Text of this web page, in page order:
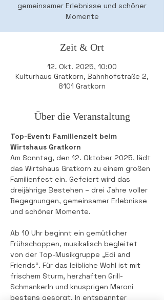
gemeinsamer Erlebnisse und schöner
Momente
Zeit & Ort
12. Okt. 2025, 10:00
Kulturhaus Gratkorn, Bahnhofstraße 2,
8101 Gratkorn
Über die Veranstaltung
Top-Event: Familienzeit beim
Wirtshaus Gratkorn
Am Sonntag, den 12. Oktober 2025, lädt
das Wirtshaus Gratkorn zu einem großen
Familienfest ein. Gefeiert wird das
dreijährige Bestehen – drei Jahre voller
Begegnungen, gemeinsamer Erlebnisse
und schöner Momente.
Ab 10 Uhr beginnt ein gemütlicher
Frühschoppen, musikalisch begleitet
von der Top-Musikgruppe „Edi and
Friends“. Für das leibliche Wohl ist mit
frischem Sturm, herzhaften Grill-
Schmankerln und knusprigen Maroni
bestens gesorgt. In entspannter